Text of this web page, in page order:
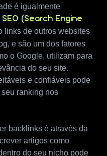
é igualmente
SEO (Search Engine
links de outros websites
e são um dos fatores
o Google, utilizam para
do seu site.
e confiáveis pode
ranking nos
backlinks é através da
artigos como
do seu nicho pode